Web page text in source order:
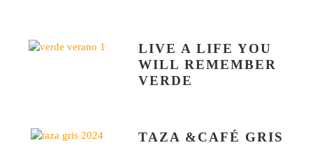
LIVE A LIFE YOU
WILL REMEMBER
VERDE
TAZA &CAFÉ GRIS